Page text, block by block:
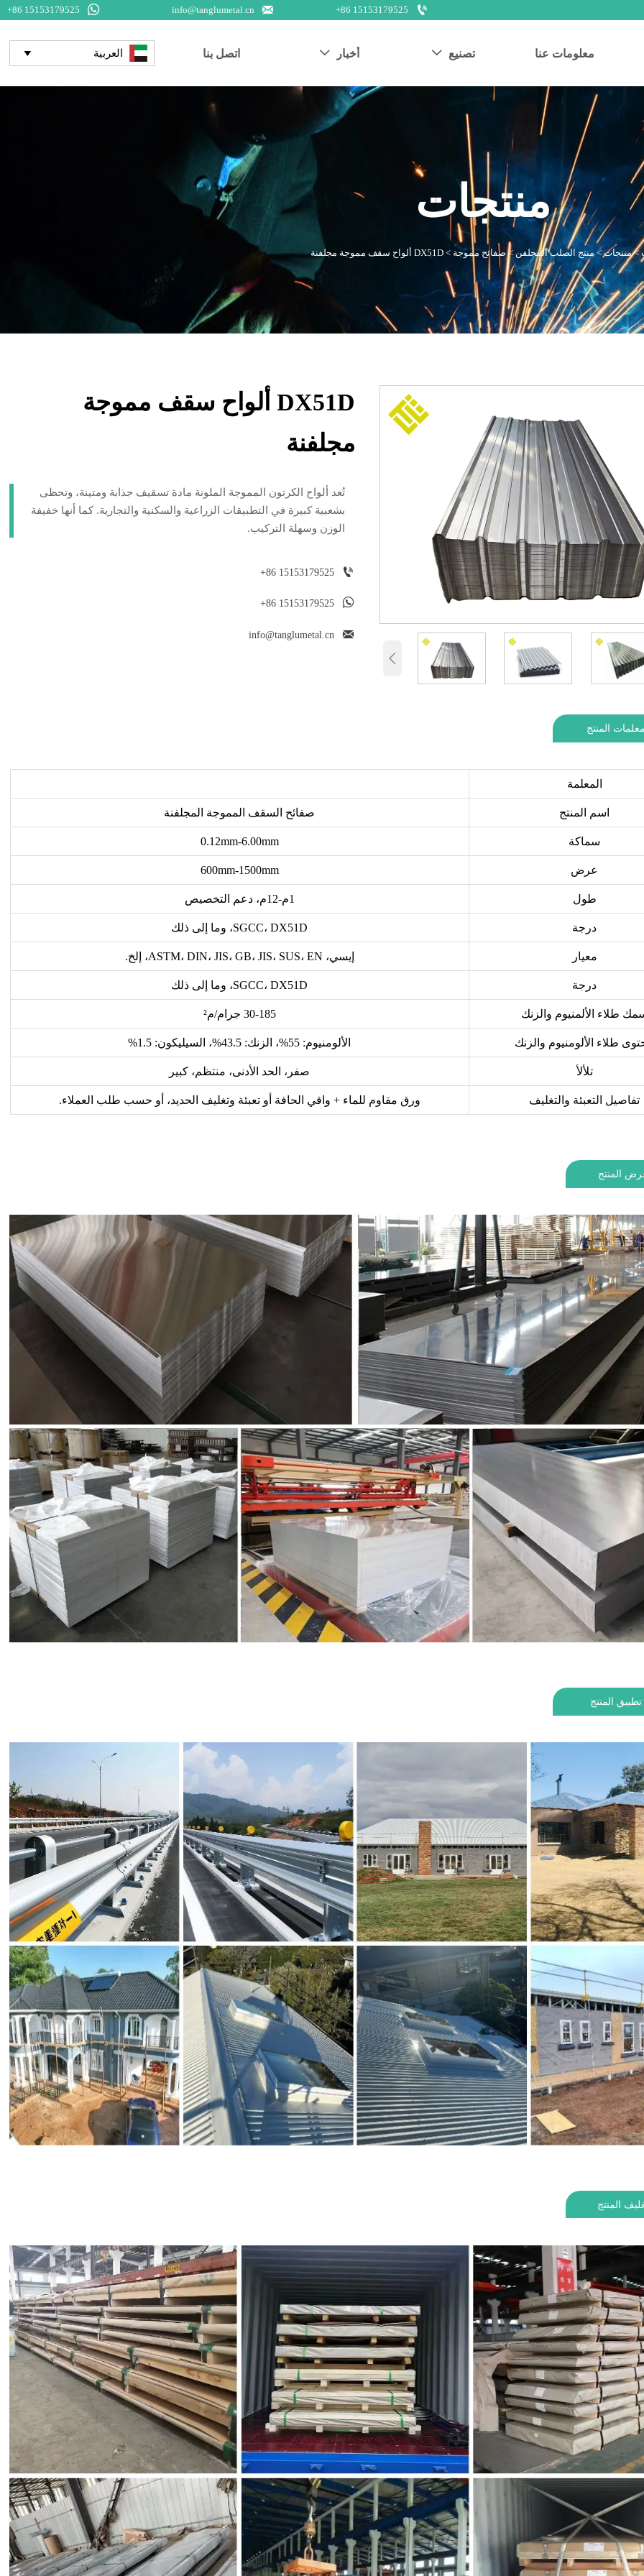

+86 15153179525

info@tanglumetal.cn

+86 15153179525
معلومات عنا تصنيع  أخبار  اتصل بنا العربية 
منتجات
>منتجات>منتج الصلب المجلفن >صفائح مموجة >DX51D ألواح سقف مموجة مجلفنة

DX51D ألواح سقف مموجة
مجلفنة
تُعد ألواح الكرتون المموجة الملونة مادة تسقيف جذابة ومتينة، وتحظى
بشعبية كبيرة في التطبيقات الزراعية والسكنية والتجارية. كما أنها خفيفة
الوزن وسهلة التركيب.

+86 15153179525

+86 15153179525

info@tanglumetal.cn
المنتج
المعلمة
اسم المنتج صفائح السقف المموجة المجلفنة
سماكة 0.12mm-6.00mm
عرض 600mm-1500mm
طول 1م-12م، دعم التخصيص
درجة SGCC، DX51D، وما إلى ذلك
معيار إيسي، ASTM، DIN، JIS، GB، JIS، SUS، EN، إلخ.
درجة SGCC، DX51D، وما إلى ذلك
طلاء الألمنيوم والزنك 30-185 جرام/م²
طلاء الألومنيوم والزنك الألومنيوم: 55%، الزنك: 43.5%، السيليكون: 1.5%
تلألأ صفر، الحد الأدنى، منتظم، كبير
تفاصيل التعبئة والتغليف ورق مقاوم للماء + واقي الحافة أو تعبئة وتغليف الحديد، أو حسب طلب العملاء.
المنتج
تطبيق المنتج
المنتج